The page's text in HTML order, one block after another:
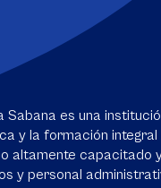
Sabana es una
y la formación
altamente capacitado
y personal